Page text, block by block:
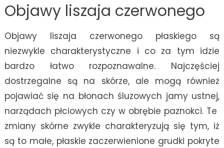
Objawy liszaja czerwonego
Objawy liszaja czerwonego płaskiego są
niezwykle charakterystyczne i co za tym idzie
bardzo łatwo rozpoznawalne. Najczęściej
dostrzegalne są na skórze, ale mogą również
pojawiać się na błonach śluzowych jamy ustnej,
narządach płciowych czy w obrębie paznokci. Te
zmiany skórne zwykle charakteryzują się tym, iż
są to małe, płaskie zaczerwienione grudki pokryte